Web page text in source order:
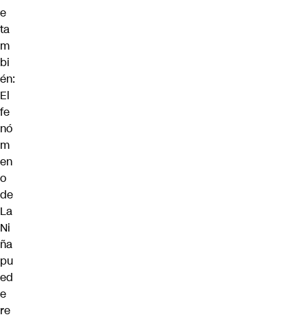
e
ta
m
bi
én:
El
fe
nó
m
en
o
de
La
Ni
ña
pu
ed
e
re